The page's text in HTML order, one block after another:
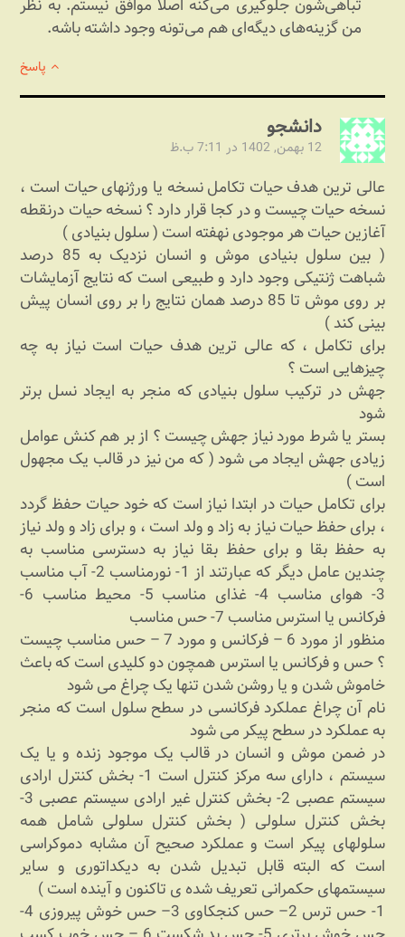
من گزینه‌های دیگه‌ای هم می‌تونه وجود داشته باشه.
پاسخ
دانشجو
12 بهمن, 1402 در 7:11 ب.ظ
عالی ترین هدف حیات تکامل نسخه یا ورژنهای حیات است ،
نسخه حیات چیست و در کجا قرار دارد ؟ نسخه حیات درنقطه
آغازین حیات هر موجودی نهفته است ( سلول بنیادی )
( بین سلول بنیادی موش و انسان نزدیک به 85 درصد
شباهت ژنتیکی وجود دارد و طبیعی است که نتایج آزمایشات
بر روی موش تا 85 درصد همان نتایج را بر روی انسان پیش
بینی کند )
برای تکامل ، که عالی ترین هدف حیات است نیاز به چه
چیزهایی است ؟
جهش در ترکیب سلول بنیادی که منجر به ایجاد نسل برتر
شود
بستر یا شرط مورد نیاز جهش چیست ؟ از بر هم کنش عوامل
زیادی جهش ایجاد می شود ( که من نیز در قالب یک مجهول
است )
برای تکامل حیات در ابتدا نیاز است که خود حیات حفظ گردد
، برای حفظ حیات نیاز به زاد و ولد است ، و برای زاد و ولد نیاز
به حفظ بقا و برای حفظ بقا نیاز به دسترسی مناسب به
چندین عامل دیگر که عبارتند از 1- نورمناسب 2- آب مناسب
3- هوای مناسب 4- غذای مناسب 5- محیط مناسب 6-
فرکانس یا استرس مناسب 7- حس مناسب
منظور از مورد 6 – فرکانس و مورد 7 – حس مناسب چیست
؟ حس و فرکانس یا استرس همچون دو کلیدی است که باعث
خاموش شدن و یا روشن شدن تنها یک چراغ می شود
نام آن چراغ عملکرد فرکانسی در سطح سلول است که منجر
به عملکرد در سطح پیکر می شود
در ضمن موش و انسان در قالب یک موجود زنده و یا یک
سیستم ، دارای سه مرکز کنترل است 1- بخش کنترل ارادی
سیستم عصبی 2- بخش کنترل غیر ارادی سیستم عصبی 3-
بخش کنترل سلولی ( بخش کنترل سلولی شامل همه
سلولهای پیکر است و عملکرد صحیح آن مشابه دموکراسی
است که البته قابل تبدیل شدن به دیکداتوری و سایر
سیستمهای حکمرانی تعریف شده ی تاکنون و آینده است )
1- حس ترس 2– حس کنجکاوی 3– حس خوش پیروزی 4-